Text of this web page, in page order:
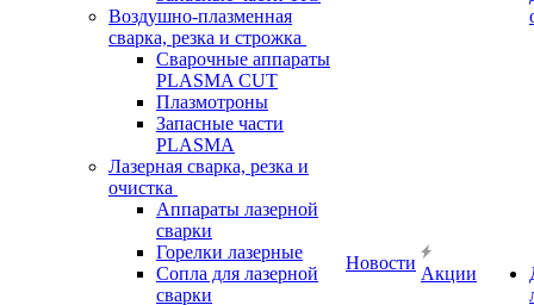
Воздушно-плазменная
сварка, резка и строжка
Сварочные аппараты
PLASMA CUT
Плазмотроны
Запасные части
PLASMA
Лазерная сварка, резка и
очистка
Аппараты лазерной
сварки
Горелки лазерные
Сопла для лазерной
сварки
Новости
Акции